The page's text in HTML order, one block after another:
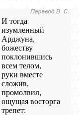
И тогда
изумленный
Арджуна,
божеству
поклонившись
всем телом,
руки вместе
сложив,
промолвил,
ощущая восторга
трепет: